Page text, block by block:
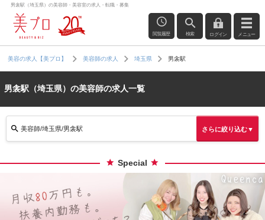
男衾駅（埼玉県）の美容師・美容室の求人・転職・募集
閲覧履歴 検索 ログイン メニュー
美容の求人【美プロ】 美容師の求人 埼玉県 男衾駅
男衾駅（埼玉県）の美容師の求人一覧
美容師/埼玉県/男衾駅 さらに絞り込む▼
Special